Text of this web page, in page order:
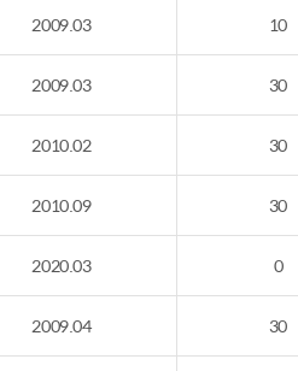
2009.03 10
2009.03 30
2010.02 30
2010.09 30
2020.03 0
2009.04 30